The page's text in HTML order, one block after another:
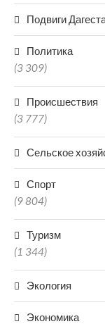
Подвиги
Политика
(3 309)
Происшествия
(3 777)
Сельское
Спорт
(9 804)
Туризм
(1 344)
Экология
Экономика